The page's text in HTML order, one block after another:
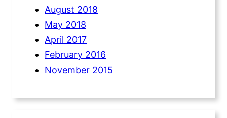
August 2018
May 2018
April 2017
February 2016
November 2015